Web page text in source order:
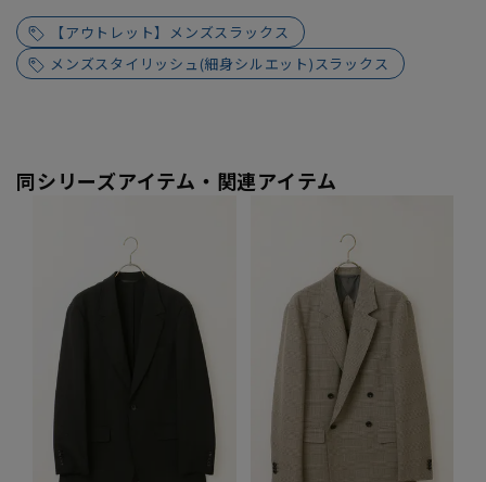
【アウトレット】メンズスラックス
メンズスタイリッシュ(細身シルエット)スラックス
同シリーズアイテム・関連アイテム